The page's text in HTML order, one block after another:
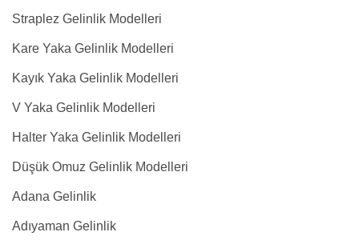
Straplez Gelinlik Modelleri
Kare Yaka Gelinlik Modelleri
Kayık Yaka Gelinlik Modelleri
V Yaka Gelinlik Modelleri
Halter Yaka Gelinlik Modelleri
Düşük Omuz Gelinlik Modelleri
Adana Gelinlik
Adıyaman Gelinlik